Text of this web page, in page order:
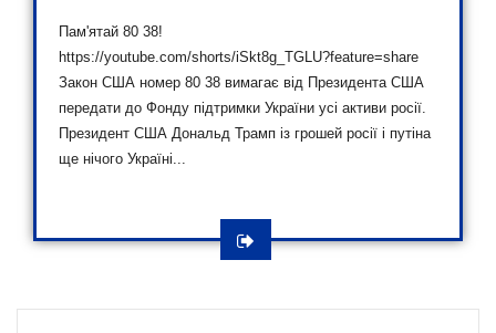
Пам'ятай 80 38!
https://youtube.com/shorts/iSkt8g_TGLU?feature=share
Закон США номер 80 38 вимагає від Президента США
передати до Фонду підтримки України усі активи росії.
Президент США Дональд Трамп із грошей росії і путіна
ще нічого Україні...